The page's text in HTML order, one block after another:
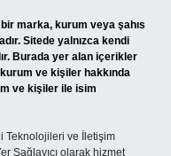
marka, kurum veya şahıs
Sitede yalnızca kendi
Burada yer alan içerikler
ve kişiler hakkında
ve kişiler ile isim
Teknolojileri ve İletişim
Sağlayıcı olarak hizmet